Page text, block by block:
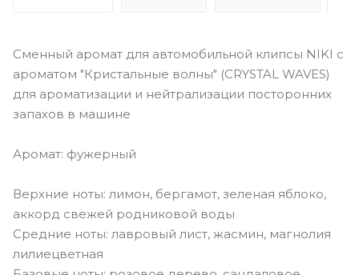
Сменный аромат для автомобильной клипсы NIKI с
ароматом "Кристальные волны" (CRYSTAL WAVES)
для ароматизации и нейтрализации посторонних
запахов в машине
Аромат: фужерный
Верхние ноты: лимон, бергамот, зеленая яблоко,
аккорд свежей родниковой воды
Средние ноты: лавровый лист, жасмин, магнолия
лилиецветная